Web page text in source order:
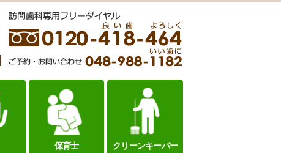
保育士
クリーンキーパー